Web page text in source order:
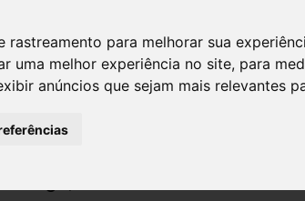
para melhorar sua
uma melhor experiência no site, para
anúncios que sejam mais relevantes
Avene Xeracalm Ad Cr